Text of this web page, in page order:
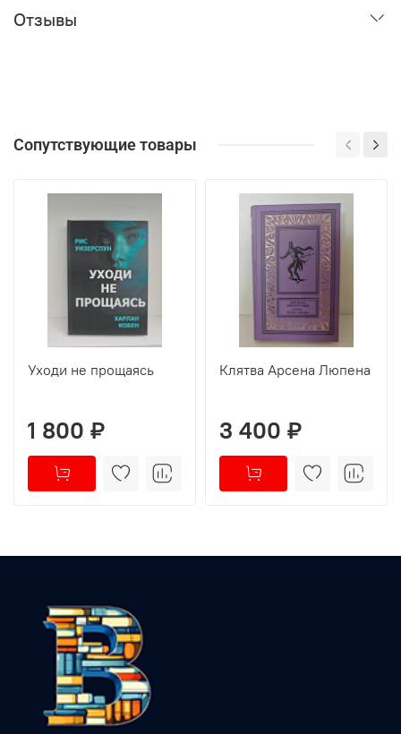
Отзывы
Сопутствующие товары
Уходи не прощаясь
1 800 ₽
Клятва Арсена Люпена
3 400 ₽